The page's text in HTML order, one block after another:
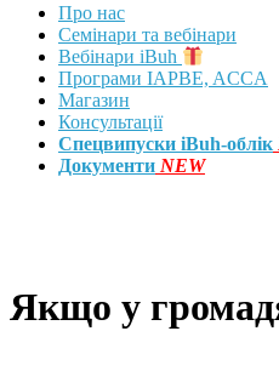
Про нас
Семінари та вебінари
Вебінари iBuh
Програми IAPBE, ACCA
Магазин
Консультації
Спецвипуски iBuh-облік
Документи NEW
Якщо у